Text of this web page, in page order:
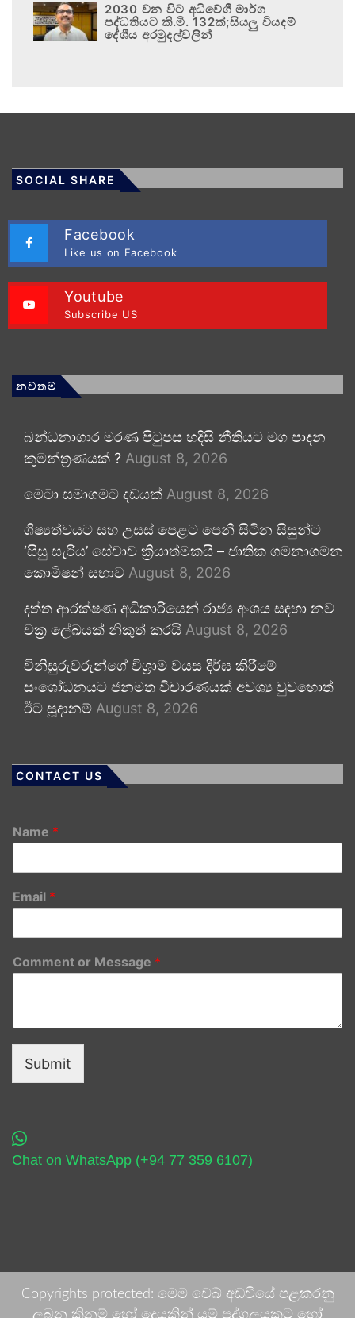
2030 වන විට අධිවේගී මාර්ග
පද්ධතියට කි.මී. 132ක්;සියලු වියදම්
දේශීය අරමුදල්වලින්
SOCIAL SHARE
Facebook
Like us on Facebook
Youtube
Subscribe US
නවතම
බන්ධනාගාර මරණ පිටුපස හදිසි නීතියට මග පාදන
කුමන්ත්‍රණයක් ? August 8, 2026
මෙටා සමාගමට දඩයක් August 8, 2026
ශිෂ්‍යත්වයට සහ උසස් පෙළට පෙනී සිටින සිසුන්ට
‘සිසු සැරිය’ සේවාව ක්‍රියාත්මකයි – ජාතික ගමනාගමන
කොමිෂන් සභාව August 8, 2026
දත්ත ආරක්ෂණ අධිකාරියෙන් රාජ්‍ය අංශය සඳහා නව
චක්‍ර ලේඛයක් නිකුත් කරයි August 8, 2026
විනිසුරුවරුන්ගේ විශ්‍රාම වයස දීර්ඝ කිරීමේ
සංශෝධනයට ජනමත විචාරණයක් අවශ්‍ය වුවහොත්
ඊට සූදානම් August 8, 2026
CONTACT US
Name *
Email *
Comment or Message *
Submit
Chat on WhatsApp (+94 77 359 6107)
Copyrights protected: මෙම වෙබ් අඩවියේ පළකරනු
ලබන කිනම් හෝ දෙයකින් යම් පුද්ගලයකුට හෝ